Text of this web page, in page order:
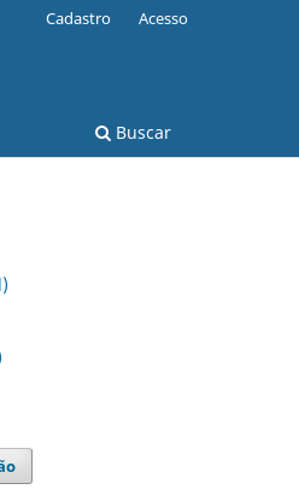
Buscar
Cadastro Acesso